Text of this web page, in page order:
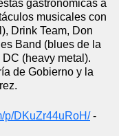
gastronómicas a
musicales con
Drink Team, Don
Band (blues de la
(heavy metal).
de Gobierno y la
p/DKuZr44uRoH/